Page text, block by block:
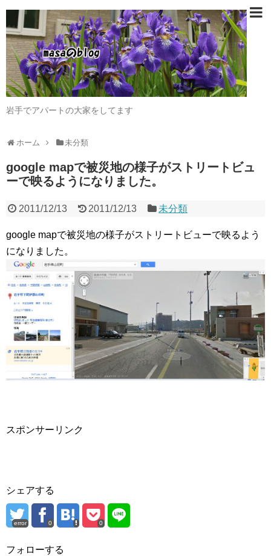
岩手でアパートの大家をしてます
ホーム 未分類
google mapで被災地の様子がストリートビュ
ーで映るようになりました。
2011/12/13 2011/12/13 未分類
google mapで被災地の様子がストリートビューで映るよう
になりました。
スポンサーリンク
シェアする
error 0 0
フォローする